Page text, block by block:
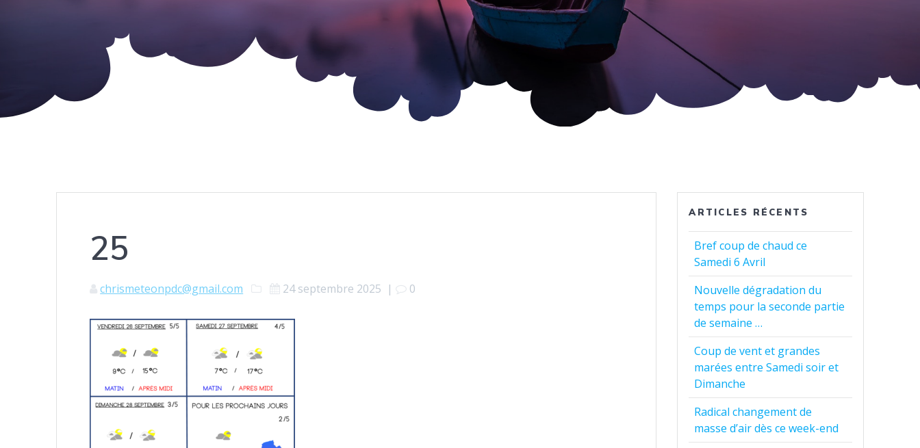
25
chrismeteonpdc@gmail.com 24 septembre 2025 | 0
ARTICLES RÉCENTS
Bref coup de chaud ce
Samedi 6 Avril
Nouvelle dégradation du
temps pour la seconde partie
de semaine …
Coup de vent et grandes
marées entre Samedi soir et
Dimanche
Radical changement de
masse d’air dès ce week-end